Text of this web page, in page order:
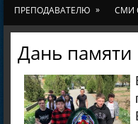
ПРЕПОДАВАТЕЛЮ » СМИ
Дань памяти